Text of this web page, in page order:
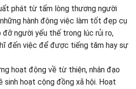
phát từ tấm lòng thương người
hành động việc làm tốt đẹp cụ
đỡ người yếu thế trong lúc rủi ro,
đến việc để được tiếng tăm hay sự
hoạt động về từ thiện, nhân đạo
sinh hoạt cộng đồng xã hội. Hoạt